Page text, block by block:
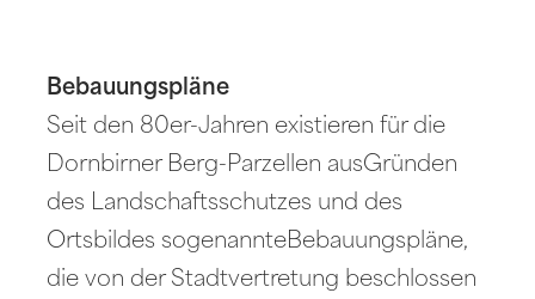
Bebauungspläne
Seit den 80er-Jahren existieren für die
Dornbirner Berg-Parzellen ausGründen
des Landschaftsschutzes und des
Ortsbildes sogenannteBebauungspläne,
die von der Stadtvertretung beschlossen